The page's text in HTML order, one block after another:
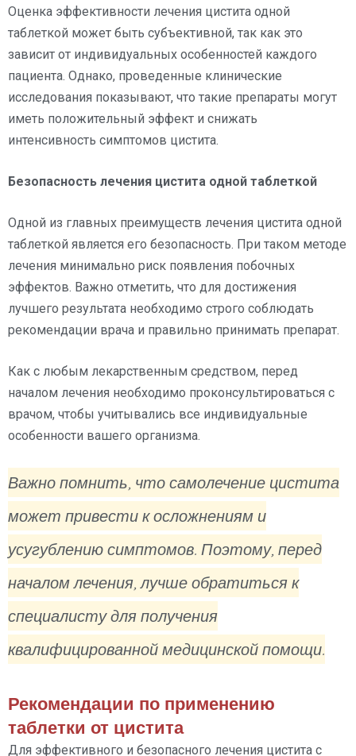
Оценка эффективности лечения цистита одной
таблеткой может быть субъективной, так как это
зависит от индивидуальных особенностей каждого
пациента. Однако, проведенные клинические
исследования показывают, что такие препараты могут
иметь положительный эффект и снижать
интенсивность симптомов цистита.
Безопасность лечения цистита одной таблеткой
Одной из главных преимуществ лечения цистита одной
таблеткой является его безопасность. При таком методе
лечения минимально риск появления побочных
эффектов. Важно отметить, что для достижения
лучшего результата необходимо строго соблюдать
рекомендации врача и правильно принимать препарат.
Как с любым лекарственным средством, перед
началом лечения необходимо проконсультироваться с
врачом, чтобы учитывались все индивидуальные
особенности вашего организма.
Важно помнить, что самолечение цистита
может привести к осложнениям и
усугублению симптомов. Поэтому, перед
началом лечения, лучше обратиться к
специалисту для получения
квалифицированной медицинской помощи.
Рекомендации по применению
таблетки от цистита
Для эффективного и безопасного лечения цистита с